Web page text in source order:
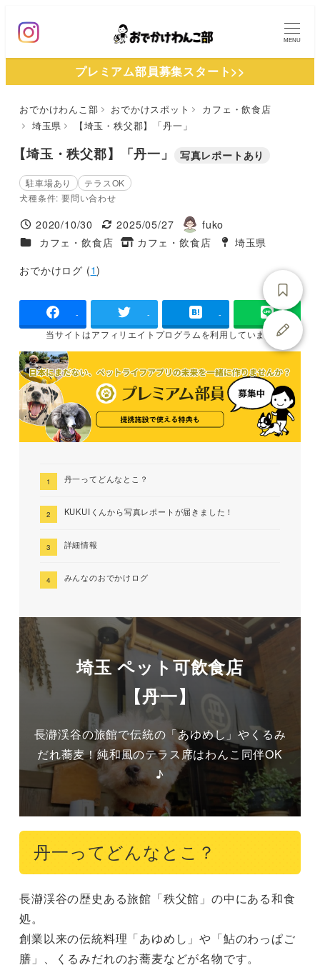
ン
MENU
プレミアム部員募集スタート>>
おでかけわんこ部 おでかけスポット
カフェ・飲食店
埼玉県
【埼玉・秩父郡】「丹一」
【埼玉・秩父郡】「丹一」 写真レポートあり
駐車場あり
テラスOK
犬種条件: 要問い合わせ
投稿日
2020/10/30
更新日
2025/05/27
著
者
fuko
施設ジャンル
カフェ・飲食店
タグ
カフェ・飲食店
タグ
埼玉県
おでかけログ (1)
- - -
当サイトはアフィリエイトプログラムを利用しています
丹一ってどんなとこ？
KUKUIくんから写真レポートが届きました！
詳細情報
みんなのおでかけログ
埼玉 ペット可飲食店
【丹一】
長瀞渓谷の旅館で伝統の「あゆめし」やくるみ
だれ蕎麦！純和風のテラス席はわんこ同伴OK
♪
丹一ってどんなとこ？
長瀞渓谷の歴史ある旅館「秩父館」の中にある和食
処。
創業以来の伝統料理「あゆめし」や「鮎のわっぱご
膳」、くるみだれのお蕎麦などが名物です。